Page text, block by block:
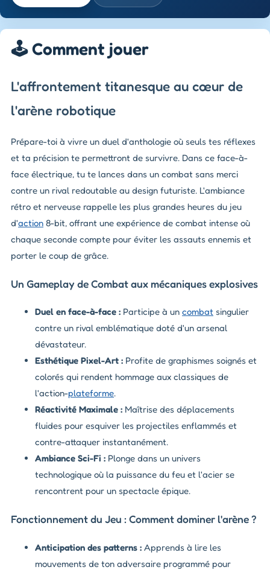
🕹️ Comment jouer
L'affrontement titanesque au cœur de
l'arène robotique
Prépare-toi à vivre un duel d'anthologie où seuls tes réflexes
et ta précision te permettront de survivre. Dans ce face-à-
face électrique, tu te lances dans un combat sans merci
contre un rival redoutable au design futuriste. L'ambiance
rétro et nerveuse rappelle les plus grandes heures du jeu
d'action 8-bit, offrant une expérience de combat intense où
chaque seconde compte pour éviter les assauts ennemis et
porter le coup de grâce.
Un Gameplay de Combat aux mécaniques explosives
Duel en face-à-face : Participe à un combat singulier
contre un rival emblématique doté d'un arsenal
dévastateur.
Esthétique Pixel-Art : Profite de graphismes soignés et
colorés qui rendent hommage aux classiques de
l'action-plateforme.
Réactivité Maximale : Maîtrise des déplacements
fluides pour esquiver les projectiles enflammés et
contre-attaquer instantanément.
Ambiance Sci-Fi : Plonge dans un univers
technologique où la puissance du feu et l'acier se
rencontrent pour un spectacle épique.
Fonctionnement du Jeu : Comment dominer l'arène ?
Anticipation des patterns : Apprends à lire les
mouvements de ton adversaire programmé pour